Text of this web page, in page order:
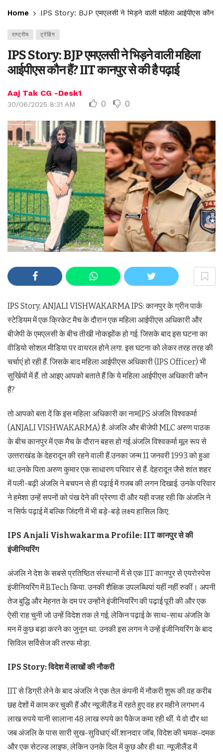
Home IPS Story: BJP एमएलसी ने भिड़ने वाली महिला आईपीएस कौन
राष्ट्रीय ट्रेंडिंग
IPS Story: BJP एमएलसी ने भिड़ने वाली महिला
आईपीएस कौन हैं? IIT कानपुर से की है पढ़ाई
Aaj Tak CG -Desk1
30/06/2025 8:31 AM 0 0
IPS Story, ANJALI VISHWAKARMA IPS: कानपुर के ग्रीन पार्क
स्टेडियम में एक क्रिकेट मैच के दौरान एक महिला आईपीएस अधिकारी और
बीजेपी के एमएलसी के बीच तीखी नोकझोंक हो गई. जिसके बाद इस घटना का
वीडियो सोशल मीडिया पर वायरल होने लगा. इस घटना को लेकर तरह तरह की
चर्चाएं हो रही हैं. जिसके बाद महिला आईपीएस अधिकारी (IPS Officer) भी
सुर्खियों में हैं. तो आइए आपको बताते हैं कि ये महिला आईपीएस अधिकारी कौन
हैं?
तो आपको बता दें कि इस महिला अधिकारी का नामIPS अंजलि विश्वकर्मा
(ANJALI VISHWAKARMA) है. अंजलि और बीजेपी MLC अरुण पाठक
के बीच कानपुर में एक मैच के दौरान बहस हो गई.अंजलि विश्वकर्मा मूल रूप से
उत्‍तराखंड के देहरादून की रहने वाली हैं.उनका जन्‍म 11 जनवरी 1993 को हुआ
था.उनके पिता अरुण कुमार एक साधारण परिवार से हैं. देहरादून जैसे शांत शहर
में पली-बढ़ी अंजलि ने बचपन से ही पढ़ाई में गजब की लगन दिखाई. उनके परिवार
ने हमेशा उन्हें सपनों को पंख देने की प्रेरणा दी और यही वजह रही कि अंजलि ने
न सिर्फ पढ़ाई में बल्कि जिंदगी में भी बड़े-बड़े लक्ष्य हासिल किए.
IPS Anjali Vishwakarma Profile: IIT कानपुर से की
इंजीनियरिंग
अंजलि ने देश के सबसे प्रतिष्ठित संस्थानों में से एक IIT कानपुर से एयरोस्पेस
इंजीनियरिंग में B.Tech किया. उनकी शैक्षिक उपलब्धियां यहीं नहीं रुकीं। अपनी
तेज बुद्धि और मेहनत के दम पर उन्होंने इंजीनियरिंग की पढ़ाई पूरी की और एक
ऐसी राह चुनी जो उन्हें विदेश तक ले गई, लेकिन पढ़ाई के साथ-साथ अंजलि के
मन में कुछ बड़ा करने का जुनून था. उनकी इस लगन ने उन्हें इंजीनियरिंग के बाद
सिविल सर्विसेज की तरफ मोड़ा.
IPS Story: विदेश में लाखों की नौकरी
IIT से डिग्री लेने के बाद अंजलि ने एक तेल कंपनी में नौकरी शुरू की.वह करीब
छह देशों में काम कर चुकी हैं और न्यूजीलैंड में रहते हुए वह हर महीने लगभग 4
लाख रुपये यानी सालाना 48 लाख रुपये का पैकेज कमा रही थीं. ये वो दौर था
जब अंजलि के पास सारी सुख-सुविधाएं थीं.शानदार जॉब, विदेश की चमक-दमक
और एक सेटल्ड लाइफ, लेकिन उनके दिल में कुछ और ही था. न्यूजीलैंड में